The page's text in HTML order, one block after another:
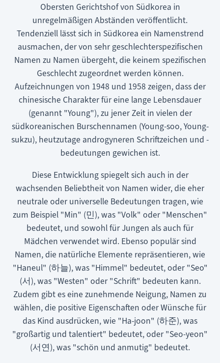
Obersten Gerichtshof von Südkorea in
unregelmäßigen Abständen veröffentlicht.
Tendenziell lässt sich in Südkorea ein Namenstrend
ausmachen, der von sehr geschlechterspezifischen
Namen zu Namen übergeht, die keinem spezifischen
Geschlecht zugeordnet werden können.
Aufzeichnungen von 1948 und 1958 zeigen, dass der
chinesische Charakter für eine lange Lebensdauer
(genannt "Young"), zu jener Zeit in vielen der
südkoreanischen Burschennamen (Young-soo, Young-
sukzu), heutzutage androgyneren Schriftzeichen und -
bedeutungen gewichen ist.
Diese Entwicklung spiegelt sich auch in der
wachsenden Beliebtheit von Namen wider, die eher
neutrale oder universelle Bedeutungen tragen, wie
zum Beispiel "Min" (민), was "Volk" oder "Menschen"
bedeutet, und sowohl für Jungen als auch für
Mädchen verwendet wird. Ebenso populär sind
Namen, die natürliche Elemente repräsentieren, wie
"Haneul" (하늘), was "Himmel" bedeutet, oder "Seo"
(서), was "Westen" oder "Schrift" bedeuten kann.
Zudem gibt es eine zunehmende Neigung, Namen zu
wählen, die positive Eigenschaften oder Wünsche für
das Kind ausdrücken, wie "Ha-joon" (하준), was
"großartig und talentiert" bedeutet, oder "Seo-yeon"
(서연), was "schön und anmutig" bedeutet.